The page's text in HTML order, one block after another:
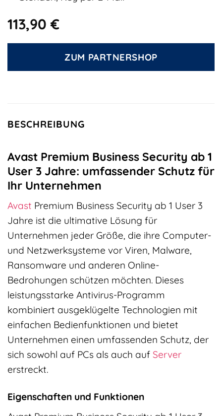
113,90€
ZUM PARTNERSHOP
BESCHREIBUNG
Avast Premium Business Security ab 1
User 3 Jahre: umfassender Schutz für
Ihr Unternehmen
Avast Premium Business Security ab 1 User 3
Jahre ist die ultimative Lösung für
Unternehmen jeder Größe, die ihre Computer-
und Netzwerksysteme vor Viren, Malware,
Ransomware und anderen Online-
Bedrohungen schützen möchten. Dieses
leistungsstarke Antivirus-Programm
kombiniert ausgeklügelte Technologien mit
einfachen Bedienfunktionen und bietet
Unternehmen einen umfassenden Schutz, der
sich sowohl auf PCs als auch auf Server
erstreckt.
Eigenschaften und Funktionen